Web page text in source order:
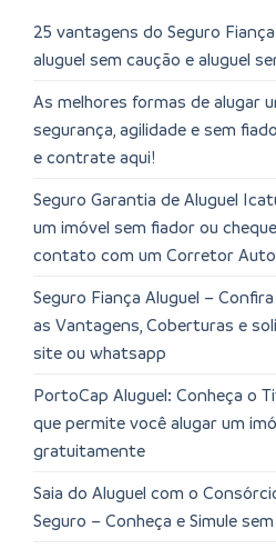
25 vantagens do Seguro
aluguel sem caução e aluguel
As melhores formas de alugar
segurança, agilidade e sem
e contrate aqui!
Seguro Garantia de Aluguel
um imóvel sem fiador ou
contato com um Corretor
Seguro Fiança Aluguel –
as Vantagens, Coberturas e
site ou whatsapp
PortoCap Aluguel: Conheça o
que permite você alugar um
gratuitamente
Saia do Aluguel com o
Seguro – Conheça e Simule